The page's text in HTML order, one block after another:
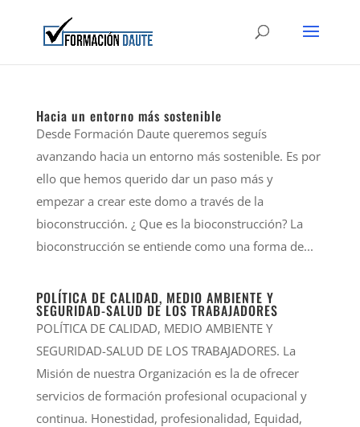
Hacia un entorno más sostenible
Desde Formación Daute queremos seguís
avanzando hacia un entorno más sostenible. Es por
ello que hemos querido dar un paso más y
empezar a crear este domo a través de la
bioconstrucción. ¿ Que es la bioconstrucción? La
bioconstrucción se entiende como una forma de...
POLÍTICA DE CALIDAD, MEDIO AMBIENTE Y
SEGURIDAD-SALUD DE LOS TRABAJADORES
POLÍTICA DE CALIDAD, MEDIO AMBIENTE Y
SEGURIDAD-SALUD DE LOS TRABAJADORES. La
Misión de nuestra Organización es la de ofrecer
servicios de formación profesional ocupacional y
continua. Honestidad, profesionalidad, Equidad,